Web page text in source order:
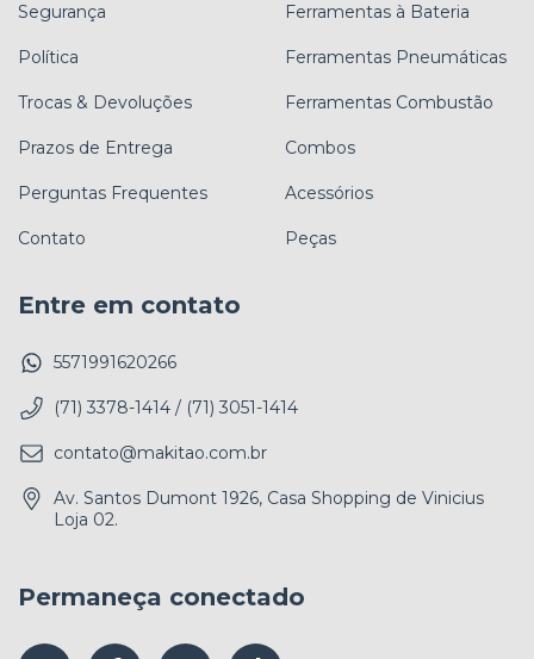
Segurança
Política
Trocas & Devoluções
Prazos de Entrega
Perguntas Frequentes
Contato
Ferramentas à Bateria
Ferramentas Pneumáticas
Ferramentas Combustão
Combos
Acessórios
Peças
Entre em contato
5571991620266
(71) 3378-1414 / (71) 3051-1414
contato@makitao.com.br
Av. Santos Dumont 1926, Casa Shopping de Vinicius
Loja 02.
Permaneça conectado